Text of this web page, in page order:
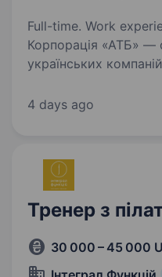
Full-time. Work
Корпорація «АТБ» —
українських
активами, роздрібна
4 days ago
Тренер з
30 000 – 45 000